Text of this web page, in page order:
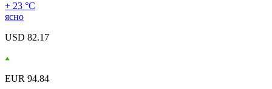
+ 23 °С
ясно
USD 82.17
EUR 94.84